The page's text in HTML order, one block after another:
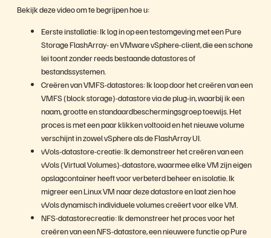
d
e
o
Bekijk deze video om te begrijpen hoe u:
Eerste installatie: Ik log in op een testomgeving met een Pure
Storage FlashArray- en VMware vSphere-client, die een schone
lei toont zonder reeds bestaande datastores of
bestandssystemen.
Creëren van VMFS-datastores: Ik loop door het creëren van een
VMFS (block storage)-datastore via de plug-in, waarbij ik een
naam, grootte en standaardbeschermingsgroep toewijs. Het
proces is met een paar klikken voltooid en het nieuwe volume
verschijnt in zowel vSphere als de FlashArray UI.
vVols-datastore-creatie: Ik demonstreer het creëren van een
vVols (Virtual Volumes)-datastore, waarmee elke VM zijn eigen
opslagcontainer heeft voor verbeterd beheer en isolatie. Ik
migreer een Linux VM naar deze datastore en laat zien hoe
vVols dynamisch individuele volumes creëert voor elke VM.
NFS-datastorecreatie: Ik demonstreer het proces voor het
creëren van een NFS-datastore, een nieuwere functie op Pure